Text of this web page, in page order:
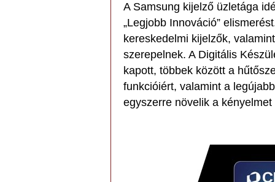
A Samsung kijelző üzletága
„Legjobb Innováció”
kereskedelmi kijelzők,
szerepelnek. A Digitális
kapott, többek között a
funkcióiért, valamint a
egyszerre növelik a